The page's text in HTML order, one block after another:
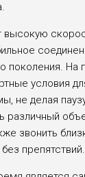
высокую
поколения. На
условия
не делая
различный
звонить
препятствий.